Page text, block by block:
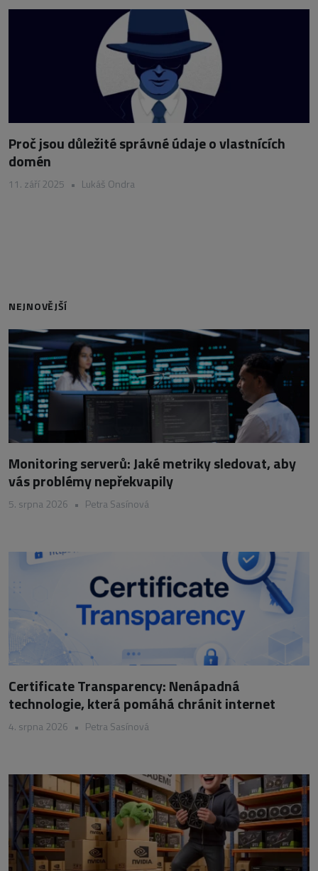
Proč jsou důležité správné údaje o vlastnících
domén
11. září 2025 • Lukáš Ondra
NEJNOVĚJŠÍ
Monitoring serverů: Jaké metriky sledovat, aby
vás problémy nepřekvapily
5. srpna 2026 • Petra Sasínová
Certificate Transparency: Nenápadná
technologie, která pomáhá chránit internet
4. srpna 2026 • Petra Sasínová